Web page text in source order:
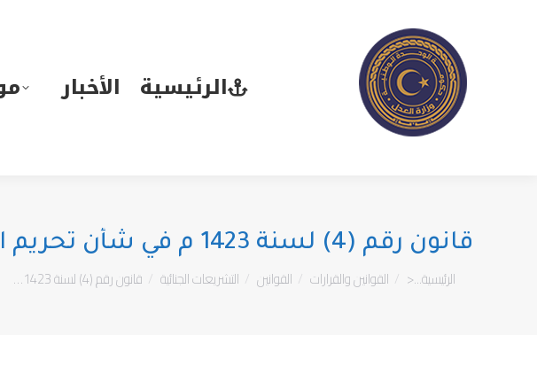
الرئيسية الأخبار
قانون رقم (4) لسنة 1423 م في شأن تحريم الخمر
You are here:
الرئيسية...< القوانين والقرارات القوانين التشريعات الجنائية قانون رقم (4) لسنة 1423…